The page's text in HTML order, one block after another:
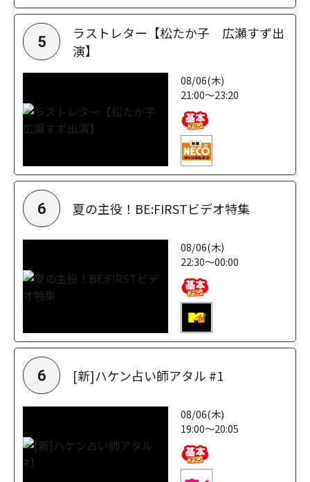
5
ラストレター【松たか子 広瀬すず出
演】
08/06(木)
21:00～23:20
6 夏の主役！BE:FIRSTビデオ特集
08/06(木)
22:30～00:00
6 [新]ハケン占い師アタル #1
08/06(木)
19:00～20:05